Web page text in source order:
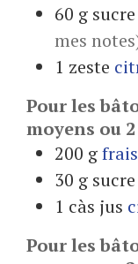
60 g
mes
1 zeste
Pour les
moyens ou
200 g
30 g
1 càs jus
Pour les